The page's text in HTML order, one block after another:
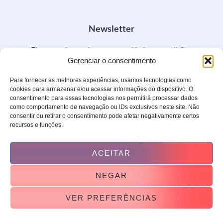
Gerenciar o consentimento
Para fornecer as melhores experiências, usamos tecnologias como
cookies para armazenar e/ou acessar informações do dispositivo. O
consentimento para essas tecnologias nos permitirá processar dados
como comportamento de navegação ou IDs exclusivos neste site. Não
consentir ou retirar o consentimento pode afetar negativamente certos
recursos e funções.
ACEITAR
NEGAR
VER PREFERÊNCIAS
Newsletter
Fique por dentro de nossas novidades e condições
especiais.
Copyright © LIMPSERVICE, todos os direitos reservados. Desenvolvido por
BRWEBSYS.